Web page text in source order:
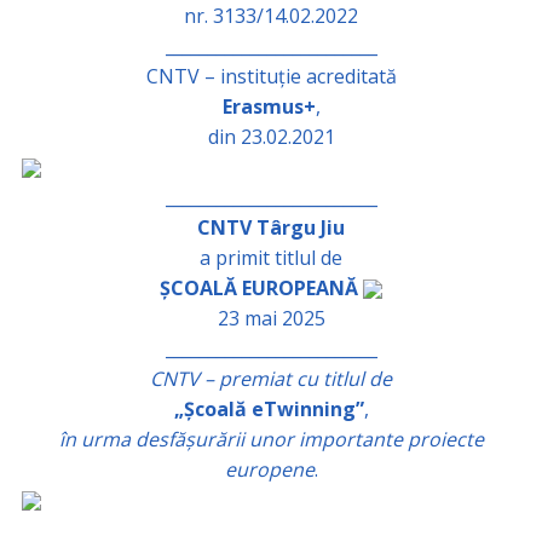
nr. 3133/14.02.2022
CNTV – instituție acreditată
Erasmus+,
din 23.02.2021
CNTV Târgu Jiu
a primit titlul de
ȘCOALĂ EUROPEANĂ
23 mai 2025
CNTV – premiat cu titlul de
„Școală eTwinning”,
în urma desfășurării unor importante proiecte
europene.